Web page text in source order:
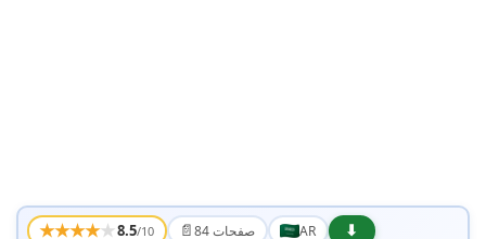
★★★★★8.5/10 📄 84 صفحات AR
⬇